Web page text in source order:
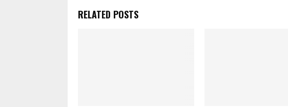
RELATED POSTS